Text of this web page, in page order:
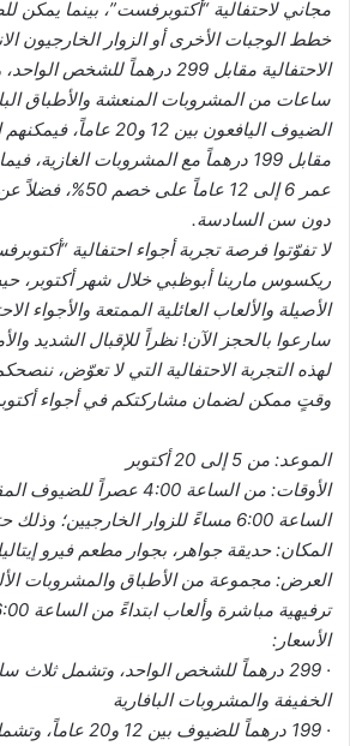
مجاني لاحتفالية “أكتوبرفست”، بينما
خطط الوجبات الأخرى أو الزوار الخارجيون
الاحتفالية مقابل 299 درهماً
ساعات من المشروبات المنعشة والأطباق
الضيوف اليافعون بين 12
مقابل 199 درهماً مع المشروبات
عمر 6 إلى 12 عاماً
دون سن السادسة.
لا تفوّتوا فرصة تجربة أجواء احتفالية
ريكسوس مارينا أبوظبي خلال شهر أكتوبر،
الأصيلة والألعاب العائلية الممتعة والأجواء
سارعوا بالحجز الآن! نظراً للإقبال الشديد
لهذه التجربة الاحتفالية التي لا تعوّض،
وقتٍ ممكن لضمان مشاركتكم في أجواء
الموعد: من 5 إلى 20 أكتوبر
الأوقات: من الساعة 4:00
الساعة 6:00 مساءً للزوار الخارجيين؛ وذلك حتى الساعة 9:00 مساءً
المكان: حديقة جواهر، بجوار مطعم فيرو
العرض: مجموعة من الأطباق والمشروبات
ترفيهية مباشرة وألعاب ابتداءً من الساعة 6:00 مساءً
الأسعار:
· 299 درهماً للشخص الواحد، وتشمل
الخفيفة والمشروبات البافارية
· 199 درهماً للضيوف